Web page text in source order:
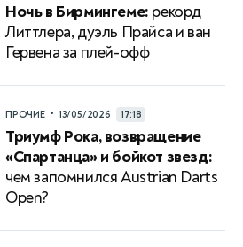
Ночь в Бирмингеме: рекорд
Литтлера, дуэль Прайса и ван
Гервена за плей-офф
ПРОЧИЕ • 13/05/2026 17:18
Триумф Рока, возвращение
«Спартанца» и бойкот звезд:
чем запомнился Austrian Darts
Open?